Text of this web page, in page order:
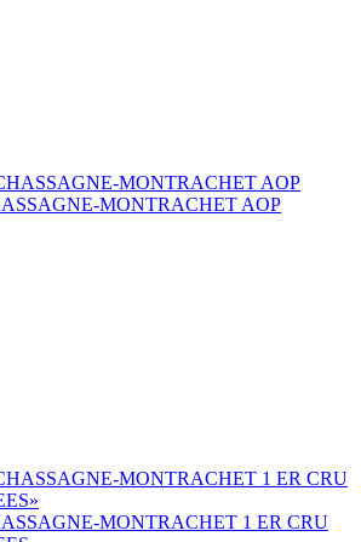
MONTRACHET AOP
MONTRACHET 1 ER CRU